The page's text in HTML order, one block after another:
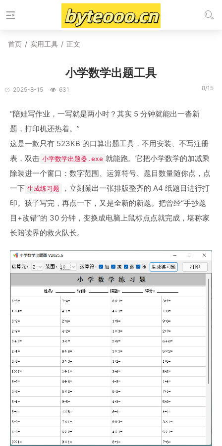
首页 / 实用工具 / 正文
小学数学出题工具
2025-8-15 631 8/15
“陪娃写作业，一写就是两小时？其实 5 分钟就能出一沓新
题，打印机还热着。”
这是一款只有 523KB 的口算出题工具，不用安装、不写注册
表，双击 小学数学出题器.exe 就能跑。它把小学数学的加减乘
除装进一个窗口：数字范围、运算符号、题目数量随你点，点
一下 生成练习题
，立刻蹦出一张排版整齐的 A4 纸题目进行打
印。孩子写完，再点一下，又是全新的新题。把曾经“手抄题
目+改错”的 30 分钟，变换成电脑上鼠标点点就完成，堪称家
长陪读界的救火队长。